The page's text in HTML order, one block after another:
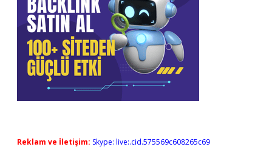
Reklam ve İletişim: Skype: live:.cid.575569c608265c69